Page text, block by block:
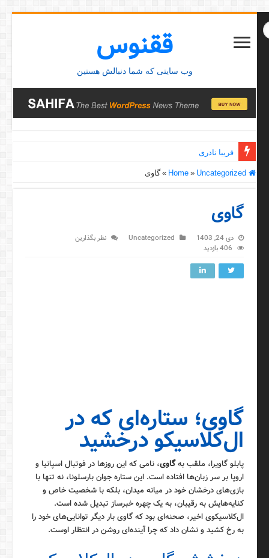
ققنوس
وب سایتی که شما دنبالش هستین
فریبا نادری
» Uncategorized
» گاوی
گاوی
دی 24, 1403 Uncategorized
نظر بگذارین
406 بازدید
گاوی؛ ستاره‌ای که در
ال‌کلاسیکو درخشید
پابلو گاویرا، ملقب بهگاوی، نامی که این روزها در فوتبال اسپانیا و
اروپا بر سر زبان‌ها افتاده است. این ستاره جوان بارسلونا، نه تنها با
بازی‌های درخشان خود در میانه میدان، بلکه با شخصیت خاص و
کنایه‌هایش به رقیبان، به یک چهره خبرساز تبدیل شده است.
ال‌کلاسیکوی اخیر، صحنه‌ای بود که گاوی بار دیگر توانایی‌های خود را
به رخ کشید و نشان داد که چرا آینده‌ای روشن در انتظار اوست.